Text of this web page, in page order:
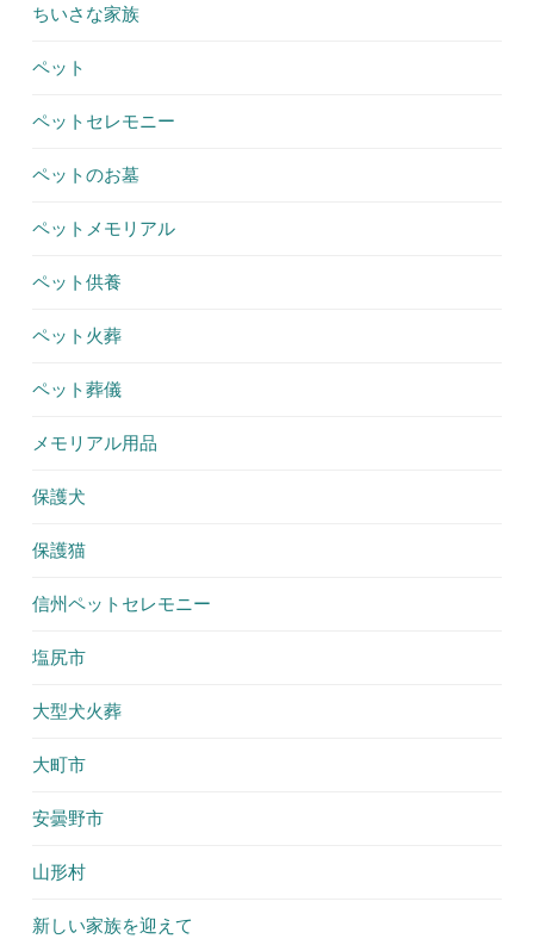
ちいさな家族
ペット
ペットセレモニー
ペットのお墓
ペットメモリアル
ペット供養
ペット火葬
ペット葬儀
メモリアル用品
保護犬
保護猫
信州ペットセレモニー
塩尻市
大型犬火葬
大町市
安曇野市
山形村
新しい家族を迎えて